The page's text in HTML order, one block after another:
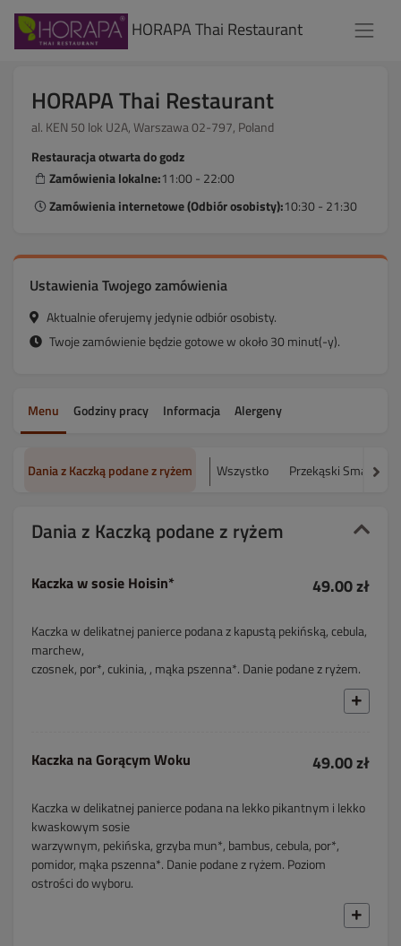
HORAPA Thai Restaurant
HORAPA Thai Restaurant
al. KEN 50 lok U2A, Warszawa 02-797, Poland
Restauracja otwarta do godz
Zamówienia lokalne:11:00 - 22:00
Zamówienia internetowe (Odbiór osobisty):10:30 - 21:30
Ustawienia Twojego zamówienia
Aktualnie oferujemy jedynie odbiór osobisty.
Twoje zamówienie będzie gotowe w około 30 minut(-y).
Menu Godziny pracy Informacja Alergeny
Dania z Kaczką podane z ryżem Wszystko Przekąski Smażone
Dania z Kaczką podane z ryżem
Kaczka w sosie Hoisin* 49.00 zł
Kaczka w delikatnej panierce podana z kapustą pekińską, cebula,
marchew,
czosnek, por*, cukinia, , mąka pszenna*. Danie podane z ryżem.
Kaczka na Gorącym Woku 49.00 zł
Kaczka w delikatnej panierce podana na lekko pikantnym i lekko
kwaskowym sosie
warzywnym, pekińska, grzyba mun*, bambus, cebula, por*,
pomidor, mąka pszenna*. Danie podane z ryżem. Poziom
ostrości do wyboru.